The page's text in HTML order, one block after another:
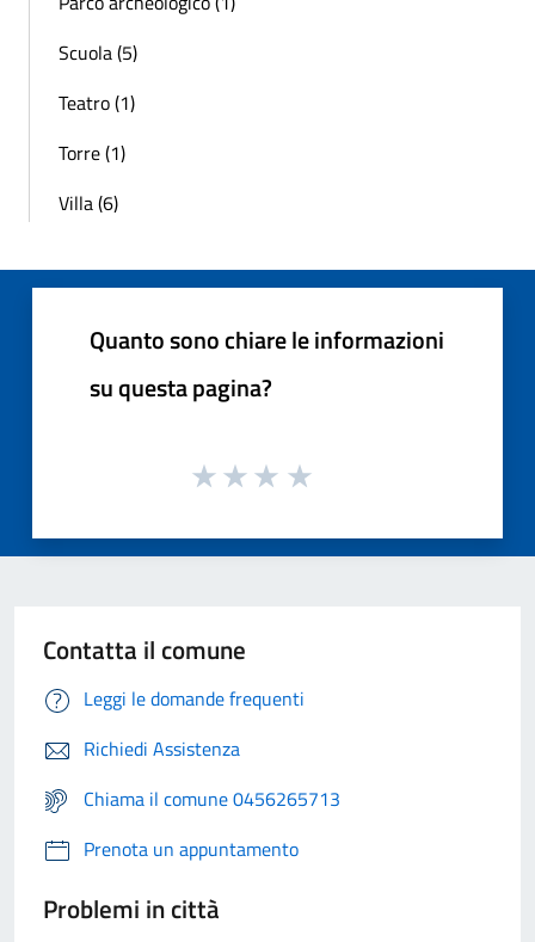
Scuola (5)
Teatro (1)
Torre (1)
Villa (6)
Quanto sono chiare le informazioni
su questa pagina?
Contatta il comune
Leggi le domande frequenti
Richiedi Assistenza
Chiama il comune 0456265713
Prenota un appuntamento
Problemi in città